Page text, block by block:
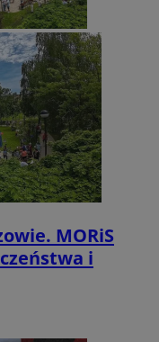
MORiS
i